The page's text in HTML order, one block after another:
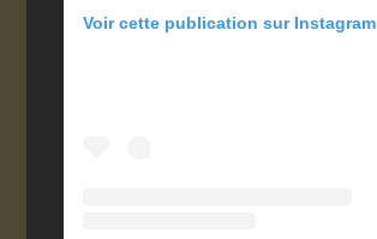
Voir cette publication sur Instagram